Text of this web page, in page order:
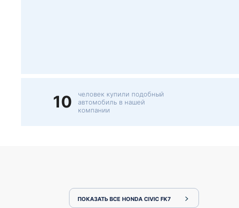
10
человек купили подобный
автомобиль в нашей
компании
ПОКАЗАТЬ ВСЕ HONDA CIVIC FK7